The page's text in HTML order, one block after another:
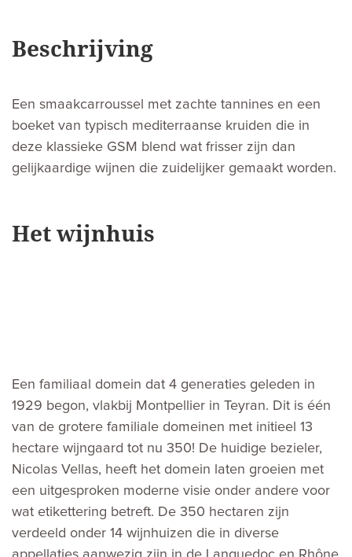
Beschrijving
Een smaakcarroussel met zachte tannines en een
boeket van typisch mediterraanse kruiden die in
deze klassieke GSM blend wat frisser zijn dan
gelijkaardige wijnen die zuidelijker gemaakt worden.
Het wijnhuis
Een familiaal domein dat 4 generaties geleden in
1929 begon, vlakbij Montpellier in Teyran. Dit is één
van de grotere familiale domeinen met initieel 13
hectare wijngaard tot nu 350! De huidige bezieler,
Nicolas Vellas, heeft het domein laten groeien met
een uitgesproken moderne visie onder andere voor
wat etikettering betreft. De 350 hectaren zijn
verdeeld onder 14 wijnhuizen die in diverse